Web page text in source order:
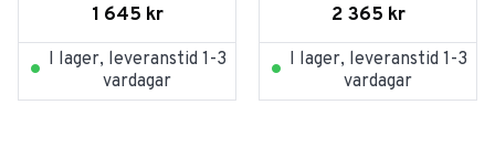
1 645 kr
I lager, leveranstid 1-3
vardagar
2 365 kr
I lager, leveranstid 1-3
vardagar